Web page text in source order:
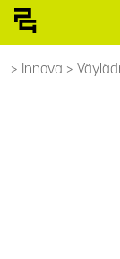
Innova